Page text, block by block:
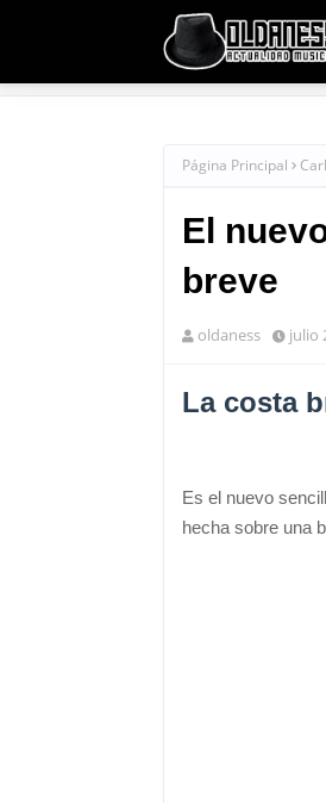
Página Principal
El
breve
oldaness julio
La costa
Es el nuevo
hecha sobre una